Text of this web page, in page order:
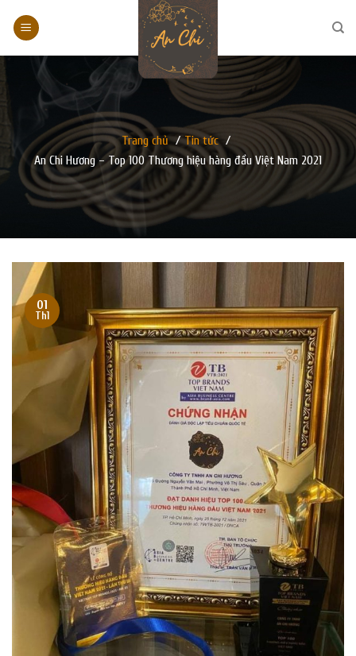
Trang chủ / Tin tức /
An Chi Hương – Top 100 Thương hiệu hàng đầu Việt Nam 2021
01
Th1